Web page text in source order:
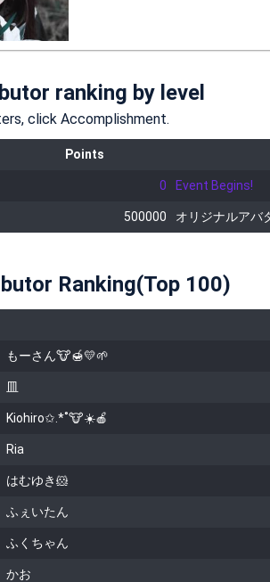
意！蒙古タンメン中本の北極ラーメンが大好きです♡ ・好きなアイドル femme fatale、=Love、可憐な
設定 からSMS認証をお願いいたします☺︎ ☀️星3周する方法☀️ (下記の方法だと最短30分配信でも3周できます🙆‍♀️) (星集め・捨て星の時間は、ファ
す。ぜひ通知はつけておいてくださいね☺︎) 1.配信が始まる1時間45分前までに99×5色まで集めておきます(2時間前くらいには集めてお
してください 3.配信が始まったら30秒以内に10x5色投げて残り89×5色にします ※必ず最初に各色10個ずつ投げてください！そうしないとお星様に無駄が出てしまいます🥲
5色まで貯めて0個になるまで投げてください 6.3周目の星集め制限が解除されたら(配信開始15分後)、私のルームで10×5集めてす
もお願いします☺︎(カウントについては下記に記載します◎) 7.その後他のルームで90×5色まで
メントしたか数えるのは大変… カウントはそんなときのための機能です！ や
と違い、1~50の数字のコメント
ranking by level
click Accomplishment.
Points
0 Event Begins!
500000 オリジナルアバ
Ranking(Top 100)
もーさん🐮🍯💛🌱
皿
Kiohiro✩.*˚🐮☀️🍎
Ria
はむゆき🐹
ふぇいたん
ふくちゃん
かお